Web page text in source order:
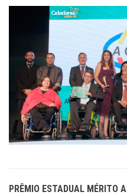
PRÊMIO ESTADUAL MÉRITO